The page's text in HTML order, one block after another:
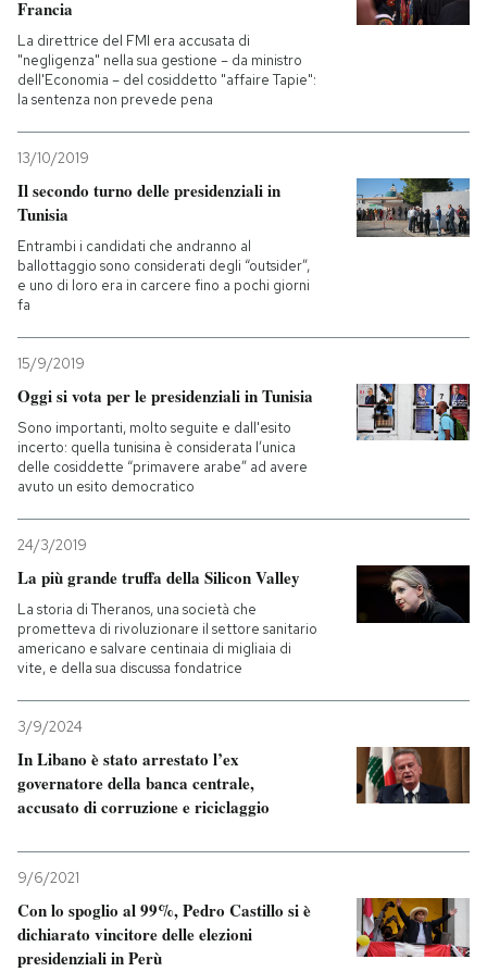
Francia
La direttrice del FMI era accusata di
"negligenza" nella sua gestione – da ministro
dell'Economia – del cosiddetto "affaire Tapie":
la sentenza non prevede pena
13/10/2019
Il secondo turno delle presidenziali in
Tunisia
Entrambi i candidati che andranno al
ballottaggio sono considerati degli “outsider”,
e uno di loro era in carcere fino a pochi giorni
fa
15/9/2019
Oggi si vota per le presidenziali in Tunisia
Sono importanti, molto seguite e dall'esito
incerto: quella tunisina è considerata l’unica
delle cosiddette “primavere arabe” ad avere
avuto un esito democratico
24/3/2019
La più grande truffa della Silicon Valley
La storia di Theranos, una società che
prometteva di rivoluzionare il settore sanitario
americano e salvare centinaia di migliaia di
vite, e della sua discussa fondatrice
3/9/2024
In Libano è stato arrestato l’ex
governatore della banca centrale,
accusato di corruzione e riciclaggio
9/6/2021
Con lo spoglio al 99%, Pedro Castillo si è
dichiarato vincitore delle elezioni
presidenziali in Perù